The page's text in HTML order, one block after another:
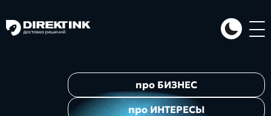
Направления
Web System
про БИЗНЕС
про ИНТЕРЕСЫ